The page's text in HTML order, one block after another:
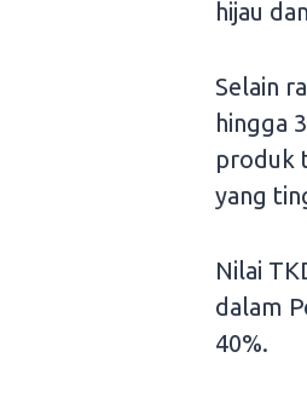
hijau
Selain
hingga
produk
yang
Nilai
dalam
40%.